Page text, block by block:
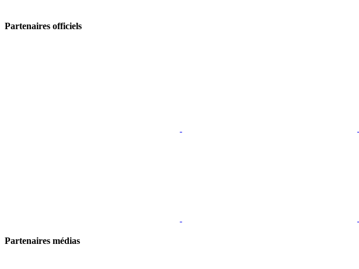
Partenaires officiels
Partenaires médias